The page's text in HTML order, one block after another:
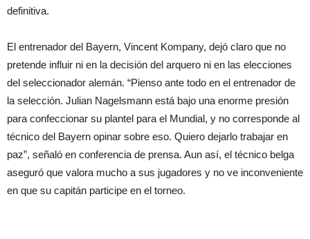
definitiva.
El entrenador del Bayern, Vincent Kompany, dejó claro que no
pretende influir ni en la decisión del arquero ni en las elecciones
del seleccionador alemán. “Pienso ante todo en el entrenador de
la selección. Julian Nagelsmann está bajo una enorme presión
para confeccionar su plantel para el Mundial, y no corresponde al
técnico del Bayern opinar sobre eso. Quiero dejarlo trabajar en
paz”, señaló en conferencia de prensa. Aun así, el técnico belga
aseguró que valora mucho a sus jugadores y no ve inconveniente
en que su capitán participe en el torneo.